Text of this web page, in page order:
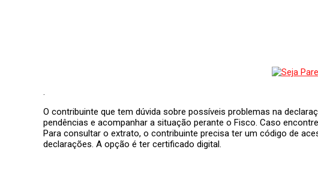
.
O contribuinte que tem dúvida sobre possíveis problemas na
pendências e acompanhar a situação perante o Fisco. Caso
Para consultar o extrato, o contribuinte precisa ter um código de
declarações. A opção é ter certificado digital.